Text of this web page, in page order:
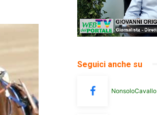
Seguici anche su
NonsoloCavallo